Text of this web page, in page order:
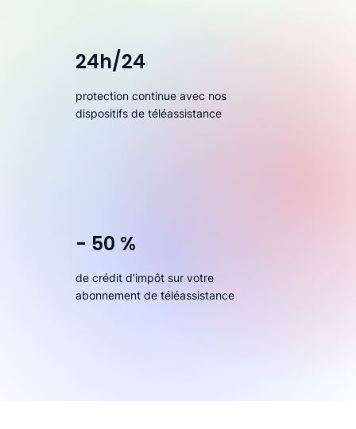
24h/24
protection continue avec nos
dispositifs de téléassistance
- 50 %
de crédit d'impôt sur votre
abonnement de téléassistance